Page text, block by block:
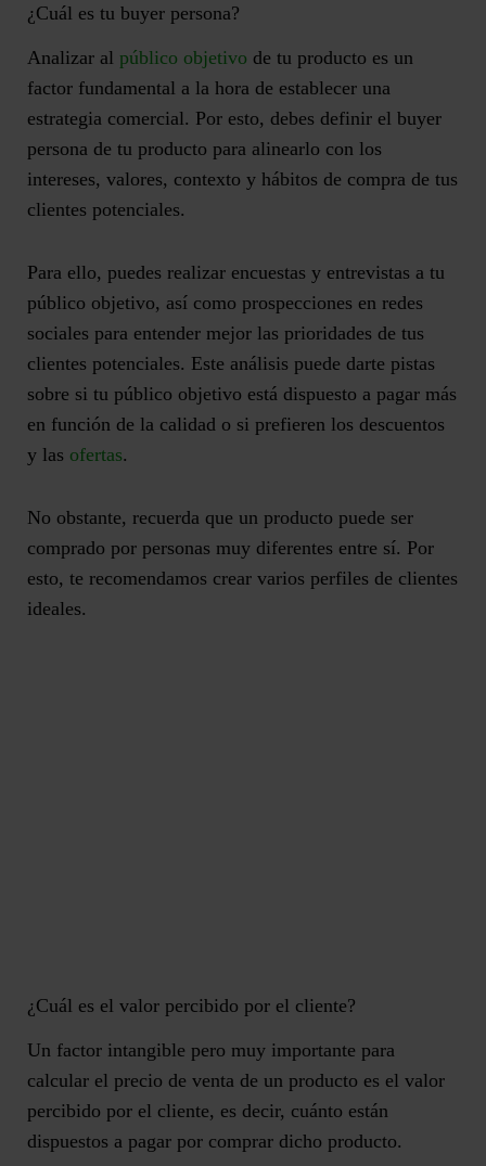
¿Cuál es tu buyer persona?
Analizar al público objetivo de tu producto es un
factor fundamental a la hora de establecer una
estrategia comercial. Por esto, debes definir el buyer
persona de tu producto para alinearlo con los
intereses, valores, contexto y hábitos de compra de tus
clientes potenciales.
Para ello, puedes realizar encuestas y entrevistas a tu
público objetivo, así como prospecciones en redes
sociales para entender mejor las prioridades de tus
clientes potenciales. Este análisis puede darte pistas
sobre si tu público objetivo está dispuesto a pagar más
en función de la calidad o si prefieren los descuentos
y las ofertas.
No obstante, recuerda que un producto puede ser
comprado por personas muy diferentes entre sí. Por
esto, te recomendamos crear varios perfiles de clientes
ideales.
¿Cuál es el valor percibido por el cliente?
Un factor intangible pero muy importante para
calcular el precio de venta de un producto es el valor
percibido por el cliente, es decir, cuánto están
dispuestos a pagar por comprar dicho producto.